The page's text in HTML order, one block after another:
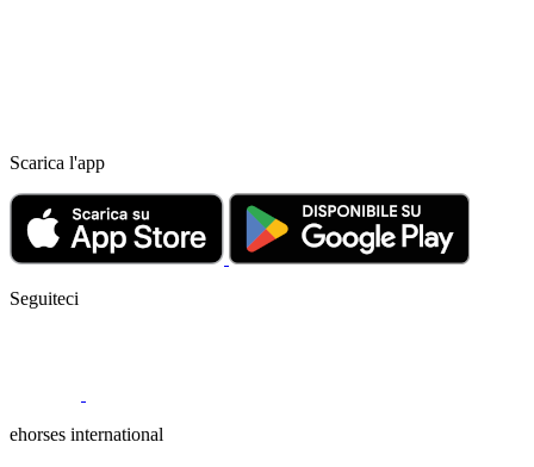
Scarica l'app
Seguiteci
ehorses international